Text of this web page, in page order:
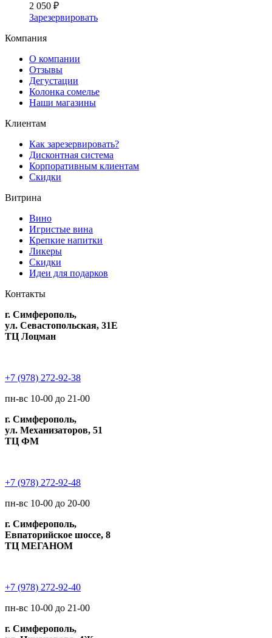
2 050 ₽
Зарезервировать
Компания
О компании
Отзывы
Дегустации
Колонка сомелье
Наши магазины
Клиентам
Как зарезервировать?
Дисконтная система
Корпоративным клиентам
Скидки
Витрина
Вино
Игристые вина
Крепкие напитки
Ликеры
Скидки
Идеи для подарков
Контакты
г. Симферополь,
ул. Севастопольская, 31Е
ТЦ Лоцман
+7 (978) 272-92-38
пн-вс 10-00 до 21-00
г. Симферополь,
ул. Механизаторов, 51
ТЦ ФМ
+7 (978) 272-92-48
пн-вс 10-00 до 20-00
г. Симферополь,
Евпаторийское шоссе, 8
ТЦ МЕГАНОМ
+7 (978) 272-92-40
пн-вс 10-00 до 21-00
г. Симферополь,